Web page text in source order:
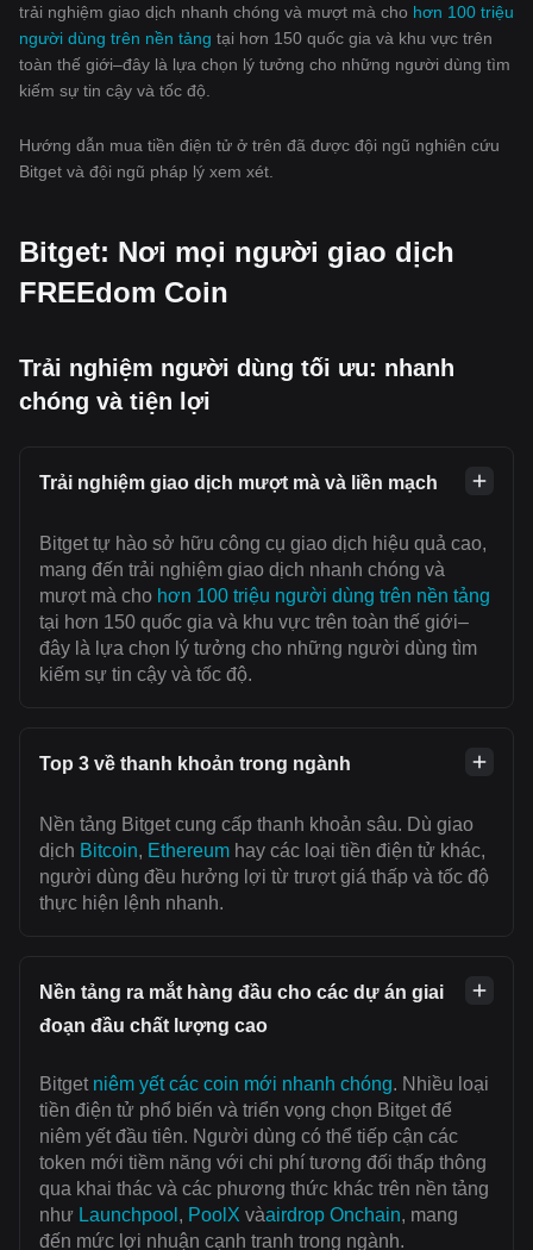
trải nghiệm giao dịch nhanh chóng và mượt mà cho hơn 100 triệu
người dùng trên nền tảng tại hơn 150 quốc gia và khu vực trên
toàn thế giới–đây là lựa chọn lý tưởng cho những người dùng tìm
kiếm sự tin cậy và tốc độ.
Hướng dẫn mua tiền điện tử ở trên đã được đội ngũ nghiên cứu
Bitget và đội ngũ pháp lý xem xét.
Bitget: Nơi mọi người giao dịch
FREEdom Coin
Trải nghiệm người dùng tối ưu: nhanh
chóng và tiện lợi
Trải nghiệm giao dịch mượt mà và liền mạch
Bitget tự hào sở hữu công cụ giao dịch hiệu quả cao,
mang đến trải nghiệm giao dịch nhanh chóng và
mượt mà cho hơn 100 triệu người dùng trên nền tảng
tại hơn 150 quốc gia và khu vực trên toàn thế giới–
đây là lựa chọn lý tưởng cho những người dùng tìm
kiếm sự tin cậy và tốc độ.
Top 3 về thanh khoản trong ngành
Nền tảng Bitget cung cấp thanh khoản sâu. Dù giao
dịch Bitcoin, Ethereum hay các loại tiền điện tử khác,
người dùng đều hưởng lợi từ trượt giá thấp và tốc độ
thực hiện lệnh nhanh.
Nền tảng ra mắt hàng đầu cho các dự án giai
đoạn đầu chất lượng cao
Bitget niêm yết các coin mới nhanh chóng. Nhiều loại
tiền điện tử phổ biến và triển vọng chọn Bitget để
niêm yết đầu tiên. Người dùng có thể tiếp cận các
token mới tiềm năng với chi phí tương đối thấp thông
qua khai thác và các phương thức khác trên nền tảng
như Launchpool , PoolX vàairdrop Onchain, mang
đến mức lợi nhuận cạnh tranh trong ngành.